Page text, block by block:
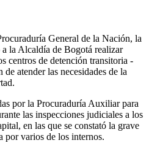
General de la Nación, la
la Alcaldía de Bogotá realizar
centros de detención transitoria -
atender las necesidades de la
por la Procuraduría Auxiliar para
las inspecciones judiciales a los
en las que se constató la grave
por varios de los internos.